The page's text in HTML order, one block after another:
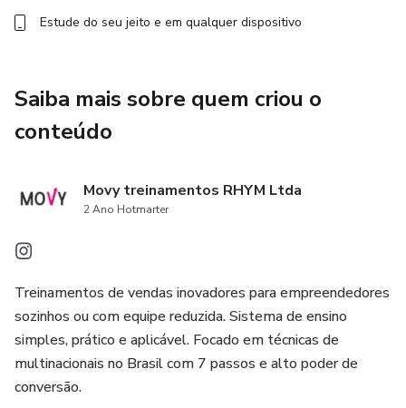
Estude do seu jeito e em qualquer dispositivo
Saiba mais sobre quem criou o
conteúdo
Movy treinamentos RHYM Ltda
2 Ano Hotmarter
Treinamentos de vendas inovadores para empreendedores
sozinhos ou com equipe reduzida. Sistema de ensino
simples, prático e aplicável. Focado em técnicas de
multinacionais no Brasil com 7 passos e alto poder de
conversão.